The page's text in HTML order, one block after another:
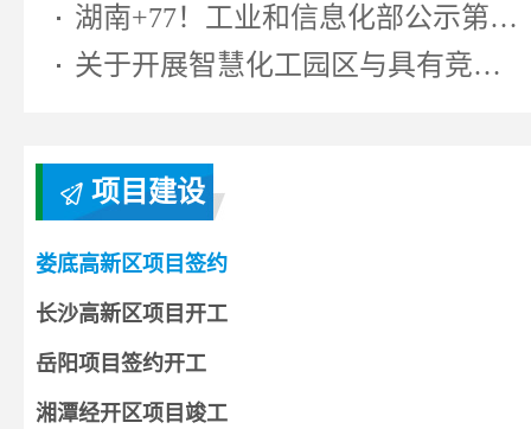
湖南+77！工业和信息化部公示第七...
关于开展智慧化工园区与具有竞争...
项目建设
娄底高新区项目签约
长沙高新区项目开工
岳阳项目签约开工
湘潭经开区项目竣工